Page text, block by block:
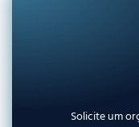
Solicite um